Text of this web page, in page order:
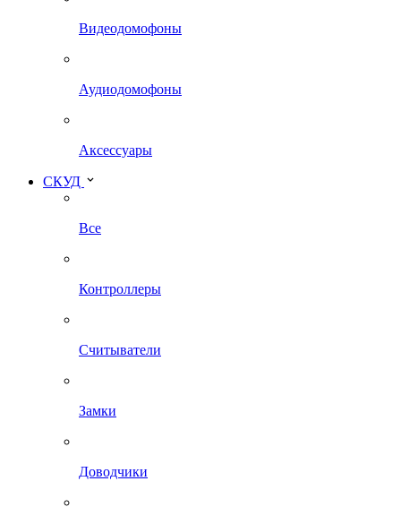
Видеодомофоны
Аудиодомофоны
Аксессуары
СКУД
Все
Контроллеры
Считыватели
Замки
Доводчики